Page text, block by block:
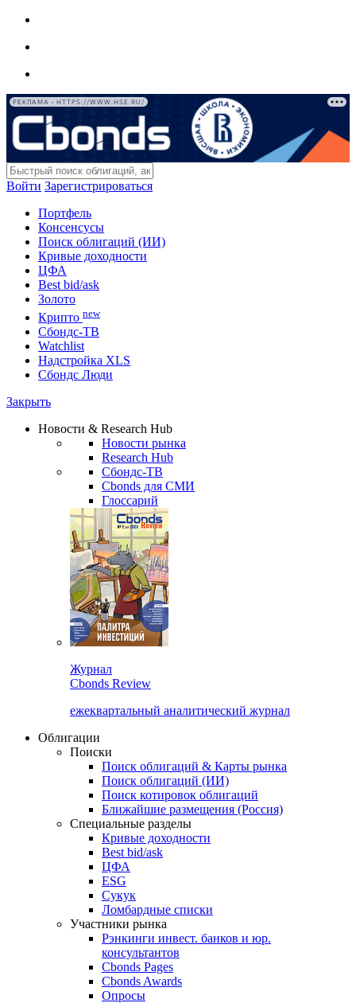
РЕКЛАМА • HTTPS://WWW.HSE.RU/
Войти Зарегистрироваться
Портфель
Консенсусы
Поиск облигаций (ИИ)
Кривые доходности
ЦФА
Best bid/ask
Золото
Крипто new
Сбондс-ТВ
Watchlist
Надстройка XLS
Сбондс Люди
Закрыть
Новости & Research Hub
Новости рынка
Research Hub
Сбондс-ТВ
Cbonds для СМИ
Глоссарий
Журнал
Cbonds Review
ежеквартальный аналитический журнал
Облигации
Поиски
Поиск облигаций & Карты рынка
Поиск облигаций (ИИ)
Поиск котировок облигаций
Ближайшие размещения (Россия)
Специальные разделы
Кривые доходности
Best bid/ask
ЦФА
ESG
Сукук
Ломбардные списки
Участники рынка
Рэнкинги инвест. банков и юр.
консультантов
Cbonds Pages
Cbonds Awards
Опросы